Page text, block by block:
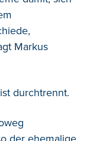
Markus
durchtrennt.